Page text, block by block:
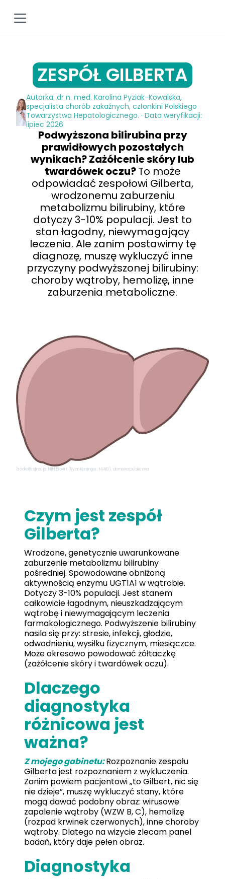
ZESPÓŁ GILBERTA
Autorka: dr n. med. Karolina Pyziak-Kowalska,
specjalista chorób zakaźnych, członkini Polskiego
Towarzystwa Hepatologicznego. · Data weryfikacji:
lipiec 2026
Podwyższona bilirubina przy
prawidłowych pozostałych
wynikach? Zażółcenie skóry lub
twardówek oczu?To może
odpowiadać zespołowi Gilberta,
wrodzonemu zaburzeniu
metabolizmu bilirubiny, które
dotyczy 3-10% populacji. Jest to
stan łagodny, niewymagający
leczenia. Ale zanim postawimy tę
diagnozę, muszę wykluczyć inne
przyczyny podwyższonej bilirubiny:
choroby wątroby, hemolizę, inne
zaburzenia metaboliczne.
ŹródłoIlustracja: NIH BioArt (Ryan Kissinger, NIAID), domena publiczna
Czym jest zespół
Gilberta?
Wrodzone, genetycznie uwarunkowane
zaburzenie metabolizmu bilirubiny
pośredniej. Spowodowane obniżoną
aktywnością enzymu UGT1A1 w wątrobie.
Dotyczy 3-10% populacji. Jest stanem
całkowicie łagodnym, nieuszkadzającym
wątrobę i niewymagającym leczenia
farmakologicznego. Podwyższenie bilirubiny
nasila się przy: stresie, infekcji, głodzie,
odwodnieniu, wysiłku fizycznym, miesiączce.
Może okresowo powodować żółtaczkę
(zażółcenie skóry i twardówek oczu).
Dlaczego
diagnostyka
różnicowa jest
ważna?
Z mojego gabinetu:Rozpoznanie zespołu
Gilberta jest rozpoznaniem z wykluczenia.
Zanim powiem pacjentowi „to Gilbert, nic się
nie dzieje”, muszę wykluczyć stany, które
mogą dawać podobny obraz: wirusowe
zapalenie wątroby (WZW B, C), hemolizę
(rozpad krwinek czerwonych), inne choroby
wątroby. Dlatego na wizycie zlecam panel
badań, który daje pełen obraz.
Diagnostyka